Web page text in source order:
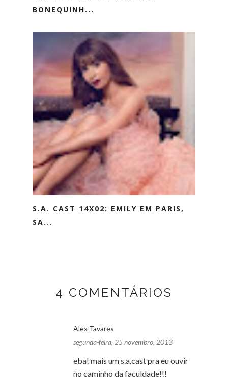
BONEQUINH...
S.A. CAST 14X02: EMILY EM PARIS,
SA...
4 COMENTÁRIOS
Alex Tavares
segunda-feira, 25 novembro, 2013
eba! mais um s.a.cast pra eu ouvir
no caminho da faculdade!!!